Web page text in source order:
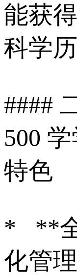
能获
科学历
####
500
特色
* **
化管